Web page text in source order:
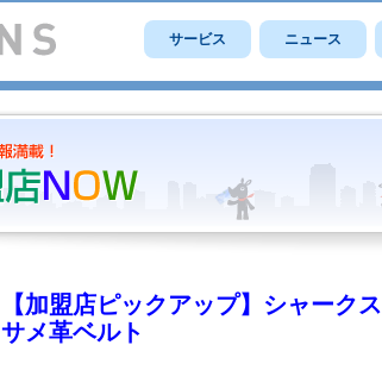
サービス ニュース
【加盟店ピックアップ】シャークス
サメ革ベルト